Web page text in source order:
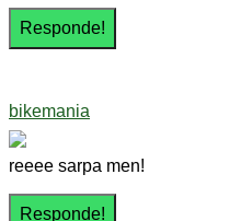
bikemania
reeee sarpa men!